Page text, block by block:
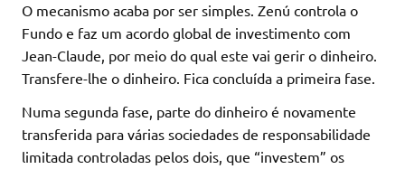
O mecanismo acaba por ser simples. Zenú controla o
Fundo e faz um acordo global de investimento com
Jean-Claude, por meio do qual este vai gerir o dinheiro.
Transfere-lhe o dinheiro. Fica concluída a primeira fase.
Numa segunda fase, parte do dinheiro é novamente
transferida para várias sociedades de responsabilidade
limitada controladas pelos dois, que “investem” os